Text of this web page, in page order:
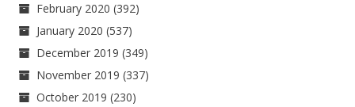
February 2020 (392)
January 2020 (537)
December 2019 (349)
November 2019 (337)
October 2019 (230)